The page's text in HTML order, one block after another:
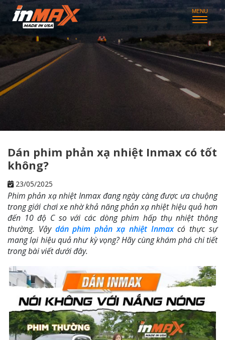
Dán phim phản xạ nhiệt Inmax có tốt
không?
23/05/2025
Phim phản xạ nhiệt Inmax đang ngày càng được ưa chuộng
trong giới chơi xe nhờ khả năng phản xạ nhiệt hiệu quả hơn
đến 10 độ C so với các dòng phim hấp thụ nhiệt thông
thường. Vậy dán phim phản xạ nhiệt Inmaxcó thực sự
mang lại hiệu quả như kỳ vọng? Hãy cùng khám phá chi tiết
trong bài viết dưới đây.